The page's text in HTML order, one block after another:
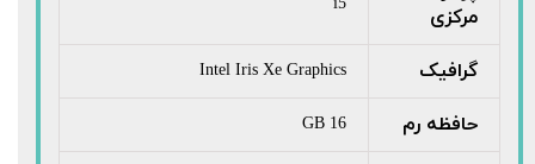
مرکزی
گرافیک Intel Iris Xe Graphics
حافظه رم 16 GB